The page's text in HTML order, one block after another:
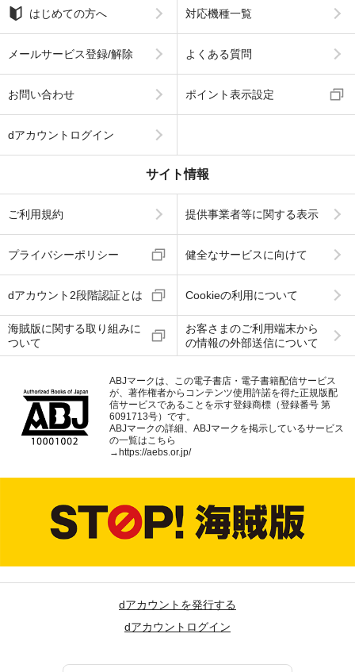
はじめての方へ 対応機種一覧
メールサービス登録/解除 よくある質問
お問い合わせ ポイント表示設定
dアカウントログイン
サイト情報
ご利用規約 提供事業者等に関する表示
プライバシーポリシー 健全なサービスに向けて
dアカウント2段階認証とは Cookieの利用について
海賊版に関する取り組みに
ついて
お客さまのご利用端末から
の情報の外部送信について
ABJマークは、この電子書店・電子書籍配信サービス
が、著作権者からコンテンツ使用許諾を得た正規版配
信サービスであることを示す登録商標（登録番号 第
6091713号）です。
ABJマークの詳細、ABJマークを掲示しているサービス
の一覧はこちら
→ https://aebs.or.jp/
dアカウントを発行する
dアカウントログイン